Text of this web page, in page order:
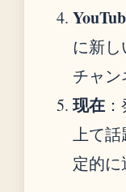
に新
チャ
现在
上て話
定的